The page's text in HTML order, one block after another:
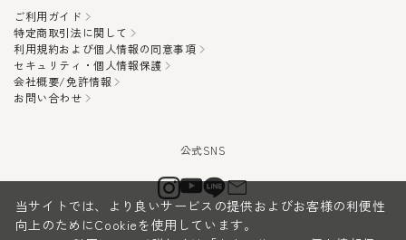
ご利用ガイド
特定商取引法に関して
利用規約および個人情報の同意事項
セキュリティ・個人情報保護
会社概要/免許情報
お問い合わせ
当サイトでは、より良いサービスの提供およびお客様の利便性
向上のためにCookieを使用しています。